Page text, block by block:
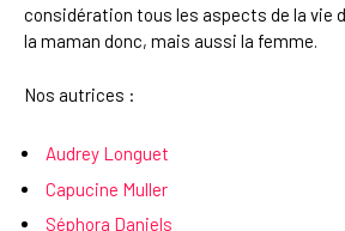
considération tous les aspects de la vie
la maman donc, mais aussi la femme.
Nos autrices :
Audrey Longuet
Capucine Muller
Séphora Daniels